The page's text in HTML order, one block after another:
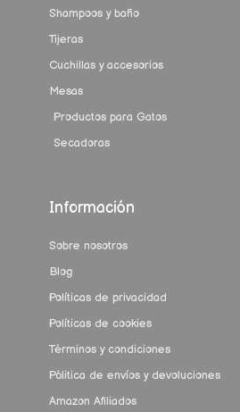
Shampoos y baño
Tijeras
Cuchillas y accesorios
Mesas
Productos para Gatos
Secadoras
Información
Sobre nosotros
Blog
Políticas de privacidad
Políticas de cookies
Términos y condiciones
Pólitica de envíos y devoluciones
Amazon Afiliados